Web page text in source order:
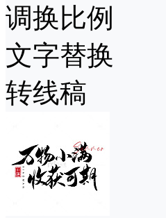
调换比例
文字替换
转线稿